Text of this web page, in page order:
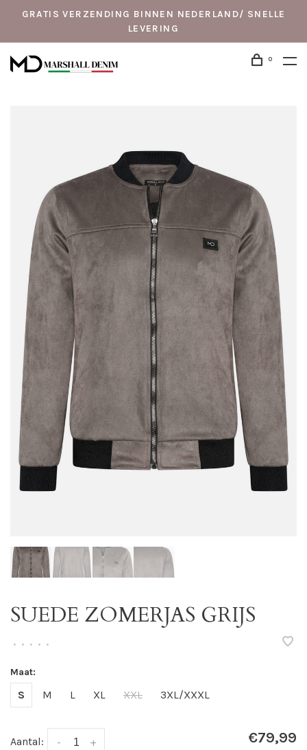
GRATIS VERZENDING BINNEN NEDERLAND/ SNELLE
LEVERING
0
SUEDE ZOMERJAS GRIJS
• • • • •
Maat:
S M L XL XXL 3XL/XXXL
Aantal: +
- €79,99